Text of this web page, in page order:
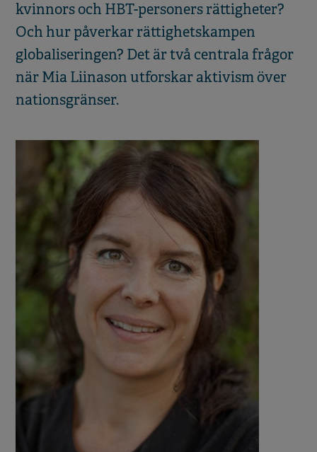
kvinnors och HBT-personers rättigheter?
Och hur påverkar rättighetskampen
globaliseringen? Det är två centrala frågor
när Mia Liinason utforskar aktivism över
nationsgränser.